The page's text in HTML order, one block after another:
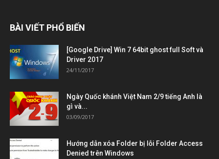
BÀI VIẾT PHỔ BIẾN
[Google Drive] Win 7 64bit ghost full Soft và
Driver 2017
24/11/2017
Ngày Quốc khánh Việt Nam 2/9 tiếng Anh là
gì và...
03/09/2017
Hướng dẫn xóa Folder bị lỗi Folder Access
Denied trên Windows